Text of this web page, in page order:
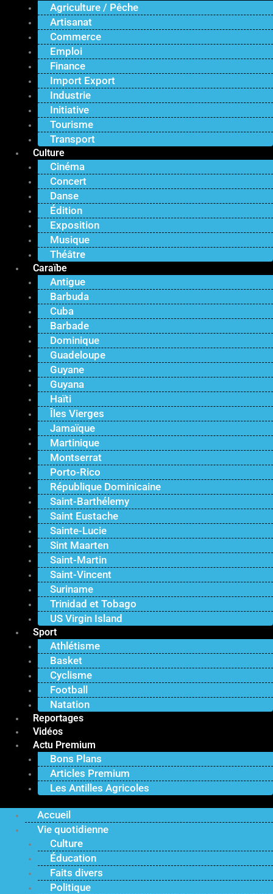
Agriculture / Pêche
Artisanat
Commerce
Emploi
Finance
Import Export
Industrie
Initiative
Tourisme
Transport
Culture
Cinéma
Concert
Danse
Édition
Exposition
Musique
Théâtre
Caraïbe
Antigue
Barbuda
Cuba
Barbade
Dominique
Guadeloupe
Guyane
Guyana
Haïti
Îles Vierges
Jamaïque
Martinique
Montserrat
Porto-Rico
République Dominicaine
Saint-Barthélemy
Saint Eustache
Sainte-Lucie
Sint Maarten
Saint-Martin
Saint-Vincent
Suriname
Trinidad et Tobago
US Virgin Island
Sport
Athlétisme
Basket
Cyclisme
Football
Natation
Reportages
Vidéos
Actu Premium
Bons Plans
Articles Premium
Les Antilles Agricoles
Accueil
Vie quotidienne
Culture
Éducation
Faits divers
Politique